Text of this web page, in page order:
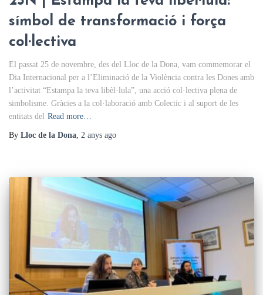
símbol de transformació i força
col·lectiva
El passat 25 de novembre, des del Lloc de la Dona, vam commemorar el
Dia Internacional per a l’Eliminació de la Violència contra les Dones amb
l’activitat “Estampa la teva libèl·lula”, una acció col·lectiva plena de
simbolisme. Gràcies a la col·laboració amb Colectic i al suport de les
entitats del Read more…
By Lloc de la Dona, 2 anys ago